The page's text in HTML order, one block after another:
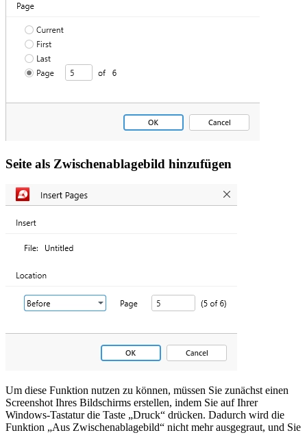
Seite als Zwischenablagebild hinzufügen
Um diese Funktion nutzen zu können, müssen Sie zunächst einen
Screenshot Ihres Bildschirms erstellen, indem Sie auf Ihrer
Windows-Tastatur die Taste „Druck“ drücken. Dadurch wird die
Funktion „Aus Zwischenablagebild“ nicht mehr ausgegraut, und Sie